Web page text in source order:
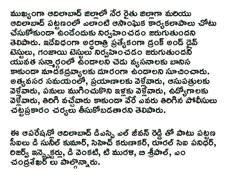
ముఖ్యంగా ఆదిలాబాద్ జిల్లాలో నేర రైతు జిల్లాగా మరియు
ఆదిలాబాద్ పట్టణంలో ఎలాంటి ఆసాంఘిక కార్యకలాపాలు చోటు
చేసుకోకుండా ఉండేందుకు నిర్వహించడం జరుగుతుందని
తెలిపారు. ఇదేవిధంగా అర్ధరాత్రి ప్రత్యేకంగా డ్రంక్ అండ్ డ్రైవ్
టెస్టులు, గంజాయి టెస్టులు నిర్వహించడం జరుగుతుందని
యువత సన్మార్గంలో ఉండాలని చెడు వ్యసనాలకు బానిస
కాకుండా మాదకద్రవ్యాలకు దూరంగా ఉండాలని సూచించారు.
అత్యవసర సమయంలో, ప్రయాణాలకు వెళ్లేవారు, ఆసుపత్రులకు
వెళ్లేవారు, పనులు ముగించుకొని ఇళ్లకు వెళ్లేవారు, ఉద్యోగాలకు
వెళ్లేవారు, తిరిగి వచ్చేవారు కాకుండా వేరే ఎవరు తిరిగిన పోలీసులు
చట్టప్రకారం చర్యలు తీసుకోబడతారని తెలిపారు.
ఈ ఆపరేషన్లో ఆదిలాబాద్ డిఎస్పి ఎల్ జీవన్ రెడ్డి తో పాటు పట్టణ
సీఐలు డి సునీల్ కుమార్, సిహెచ్ కరుణాకర్, రూరల్ సిఐ పనిధర్,
రిజర్వ్ ఇన్స్పెక్టర్లు, డి వెంకటి, టి మురళి, బి శ్రీపాల్, ఎం
చంద్రశేఖర్ లు పాల్గొన్నారు.